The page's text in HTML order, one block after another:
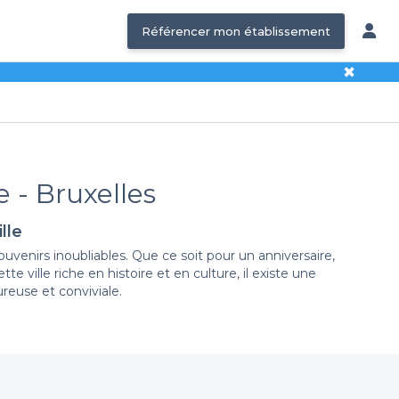
Référencer mon établissement
✖
- Bruxelles
inoubliables. Que ce soit pour un anniversaire,
ville riche en histoire et en culture, il existe une
et conviviale.
variée de bars situés au cœur de Bruxelles, chacun
qui se distinguent par leur décoration, leur